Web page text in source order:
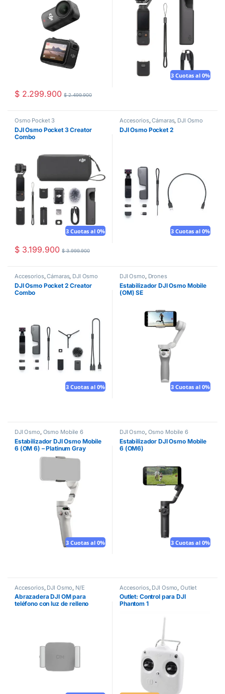
$2.299.900 $2.499.900
3 Cuotas al 0%
Osmo Pocket 3
DJI Osmo Pocket 3 Creator
Combo
3 Cuotas al 0%
$3.199.900 $3.999.900
Accesorios,Cámaras, DJI Osmo
DJI Osmo Pocket 2
3 Cuotas al 0%
Accesorios,Cámaras, DJI Osmo
DJI Osmo Pocket 2 Creator
Combo
3 Cuotas al 0%
DJI Osmo, Drones
Estabilizador DJI Osmo Mobile
(OM) SE
3 Cuotas al 0%
DJI Osmo, Osmo Mobile 6
Estabilizador DJI Osmo Mobile
6 (OM 6) – Platinum Gray
3 Cuotas al 0%
DJI Osmo, Osmo Mobile 6
Estabilizador DJI Osmo Mobile
6 (OM6)
3 Cuotas al 0%
Accesorios, DJI Osmo, N/E
Abrazadera DJI OM para
teléfono con luz de relleno
Accesorios, DJI Osmo, Outlet
Outlet: Control para DJI
Phantom 1